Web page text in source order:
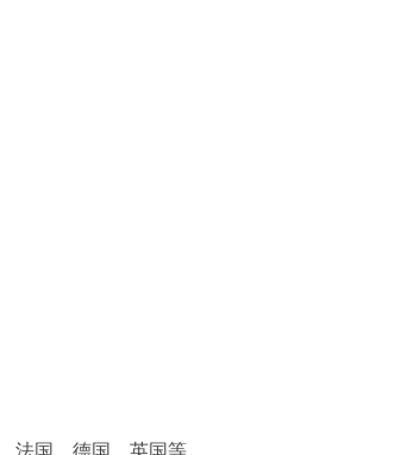
国，德国，英国等。